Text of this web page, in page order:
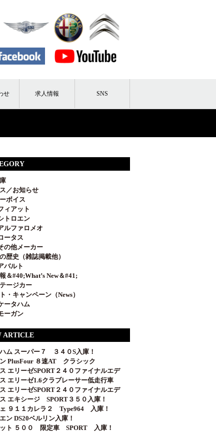
せ 求人情報 SNS
／お知らせ
ボイス
ィアット
トロエン
ルファロメオ
ータス
の他メーカー
歴史（雑誌掲載他）
バルト
＆#40;What’s New＆#41;
ージカー
・キャンペーン（News）
ータハム
ーガン
ARTICLE
ム スーパー７ ３４０S入庫！
PlusFour ８速AT クラシック
エリーゼSPORT２４０ファイナルエデ
エリーゼ1.6クラブレーサー低走行車
エリーゼSPORT２４０ファイナルエデ
エキシージ SPORT３５０入庫！
９１１カレラ２ Type964 入庫！
ン DS20ベルリン入庫！
ット ５００ 限定車 SPORT 入庫！